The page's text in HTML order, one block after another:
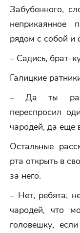
Забубенного,
неприкаянное
рядом с собой и
– Садись, брат-
Галицкие
– Да ты
переспросил
чародей, да еще
Остальные
рта открыть в
за него.
– Нет, ребята,
чародей, что
головешку,